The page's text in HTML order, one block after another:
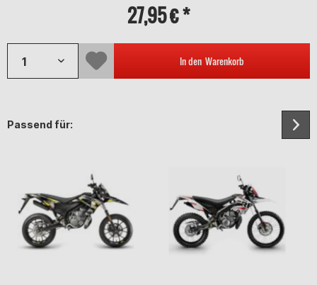
27,95 € *
In den Warenkorb
Passend für: